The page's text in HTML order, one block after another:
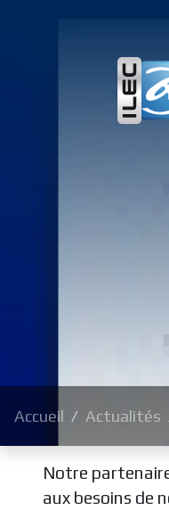
Accueil Actualités
Notre
aux besoins de